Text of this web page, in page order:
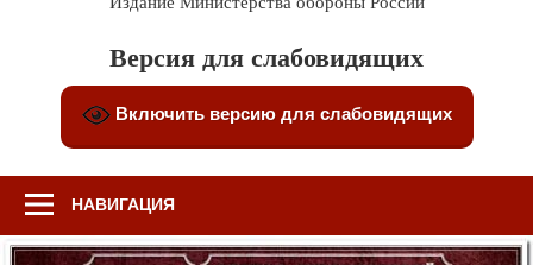
Версия для слабовидящих
Включить версию для слабовидящих
НАВИГАЦИЯ